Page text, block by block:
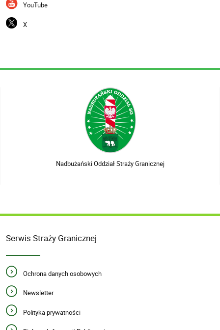
YouTube
X
Nadbużański Oddział Straży Granicznej
Serwis Straży Granicznej
Ochrona danych osobowych
Newsletter
Polityka prywatności